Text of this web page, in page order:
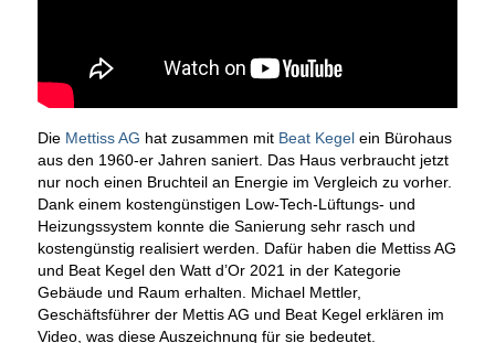
Die Mettiss AG hat zusammen mit Beat Kegelein Bürohaus
aus den 1960-er Jahren saniert. Das Haus verbraucht jetzt
nur noch einen Bruchteil an Energie im Vergleich zu vorher.
Dank einem kostengünstigen Low-Tech-Lüftungs- und
Heizungssystem konnte die Sanierung sehr rasch und
kostengünstig realisiert werden. Dafür haben die Mettiss AG
und Beat Kegel den Watt d’Or 2021 in der Kategorie
Gebäude und Raum erhalten. Michael Mettler,
Geschäftsführer der Mettis AG und Beat Kegel erklären im
Video, was diese Auszeichnung für sie bedeutet.